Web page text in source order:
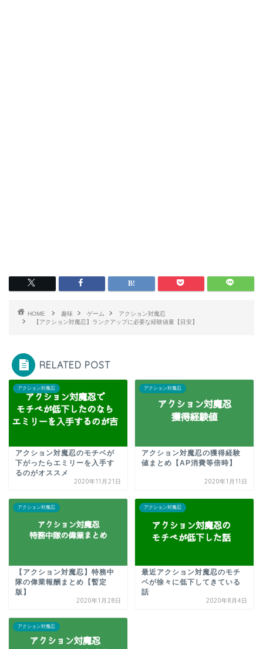
HOME 趣味 ゲーム
アクション対魔忍
【アクション対魔忍】ランクアップに必要な経験値量【目安】
RELATED POST
アクション対魔忍
アクション対魔忍のモチベが
下がったらエミリーを入手す
るのがオススメ
2020年11月21日
アクション対魔忍
アクション対魔忍の獲得経験
値まとめ【AP消費等倍時】
2020年1月11日
アクション対魔忍
【アクション対魔忍】特務中
隊の偉業報酬まとめ【暫定
版】
2020年1月28日
アクション対魔忍
最近アクション対魔忍のモチ
ベが徐々に低下してきている
話
2020年8月4日
アクション対魔忍